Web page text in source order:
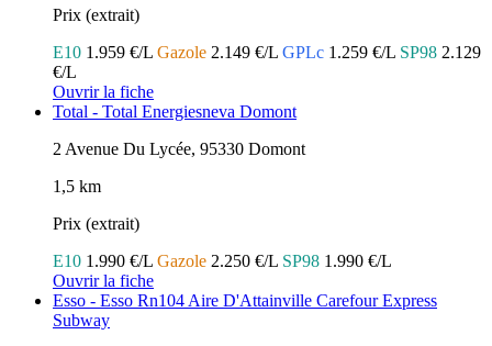
Prix (extrait)
E10 1.959 €/L Gazole 2.149 €/L GPLc 1.259 €/L SP98 2.129
€/L
Ouvrir la fiche
Total - Total Energiesneva Domont
2 Avenue Du Lycée, 95330 Domont
1,5 km
Prix (extrait)
E10 1.990 €/L Gazole 2.250 €/L SP98 1.990 €/L
Ouvrir la fiche
Esso - Esso Rn104 Aire D'Attainville Carefour Express
Subway